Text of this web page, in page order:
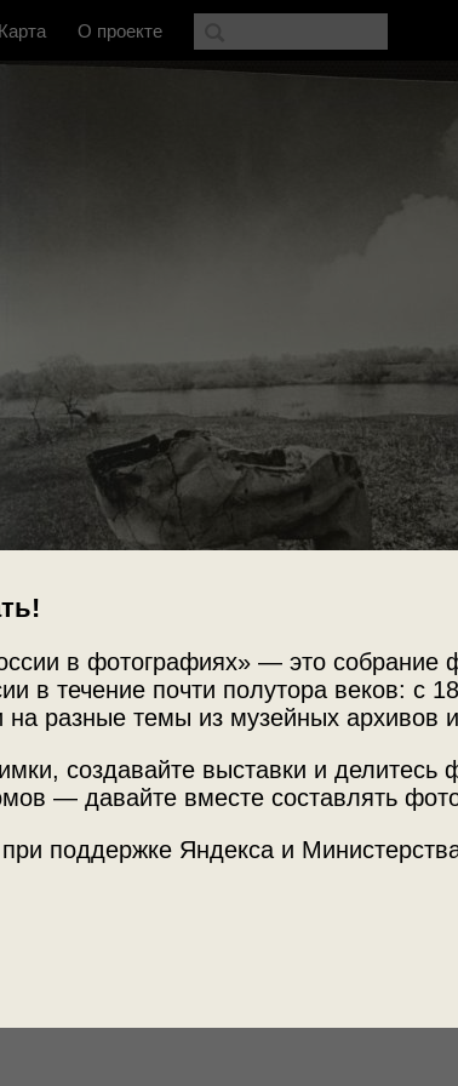
в фотографиях» — это собрание
в течение почти полутора веков: с
на разные темы из музейных архивов
создавайте выставки и делитесь
— давайте вместе составлять
поддержке Яндекса и
Карта О проекте
Рыбчинский»